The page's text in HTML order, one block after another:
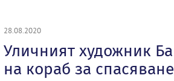
28.08.2020
Уличният художник
на кораб за